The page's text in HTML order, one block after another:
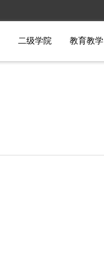
二级学院 教育教学